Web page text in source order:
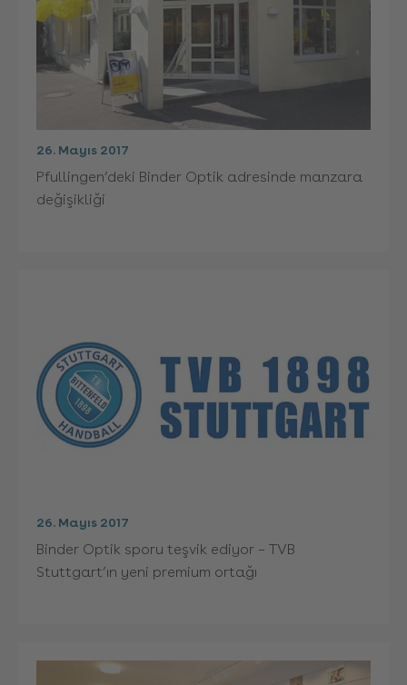
26. Mayıs 2017
Pfullingen’deki Binder Optik adresinde manzara
değişikliği
26. Mayıs 2017
Binder Optik sporu teşvik ediyor – TVB
Stuttgart’ın yeni premium ortağı